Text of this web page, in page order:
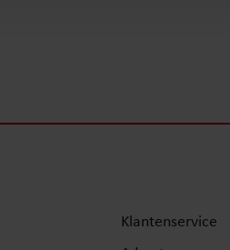
Klantenservice